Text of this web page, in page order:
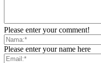
Please enter your comment!
Please enter your name here